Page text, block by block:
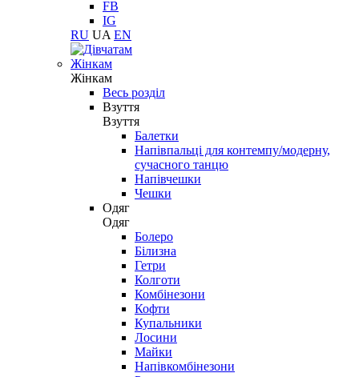
FB
IG
RU UA EN
Жінкам
Жінкам
Весь розділ
Взуття
Взуття
Балетки
Напівпальці для контемпу/модерну,
сучасного танцю
Напівчешки
Чешки
Одяг
Одяг
Болеро
Білизна
Гетри
Колготи
Комбінезони
Кофти
Купальники
Лосини
Майки
Напівкомбінезони